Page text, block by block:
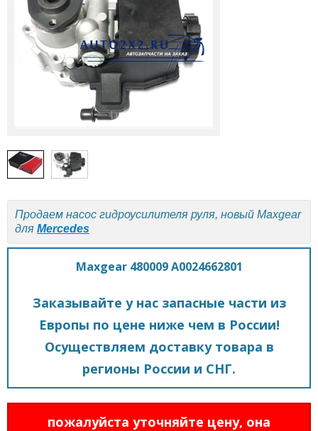
Продаем насос гидроусилителя руля, новый Maxgear
для Mercedes
Maxgear 480009 A0024662801
Заказывайте у нас запасные части из
Европы по цене ниже чем в России!
Осуществляем доставку товара в
регионы России и СНГ.
пожалуйста уточняйте цену, она